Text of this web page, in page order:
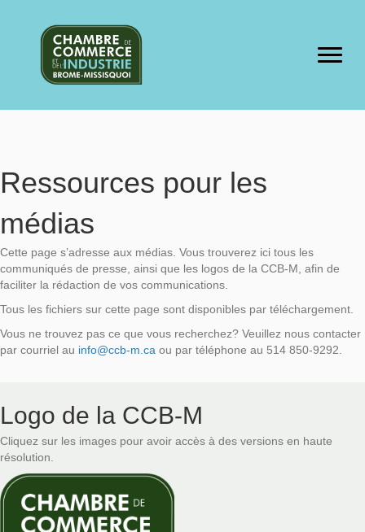
Ressources pour les
médias
Cette page s’adresse aux médias. Vous trouverez ici tous les
communiqués de presse, ainsi que les logos de la CCB-M, afin de
faciliter la rédaction de vos communications.
Tous les fichiers sur cette page sont disponibles par téléchargement.
Vous ne trouvez pas ce que vous recherchez? Veuillez nous contacter
par courriel au info@ccb-m.ca ou par téléphone au 514 850-9292.
Logo de la CCB-M
Cliquez sur les images pour avoir accès à des versions en haute
résolution.